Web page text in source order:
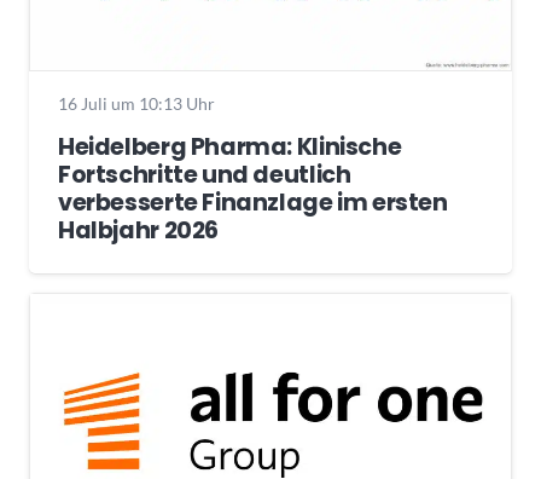
16 Juli um 10:13 Uhr
Heidelberg Pharma: Klinische
Fortschritte und deutlich
verbesserte Finanzlage im ersten
Halbjahr 2026